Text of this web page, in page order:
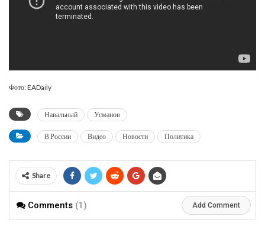
Фото: EADaily
Навальный Усманов
В России Видео Новости Политика
Share
Comments (1) Add Comment